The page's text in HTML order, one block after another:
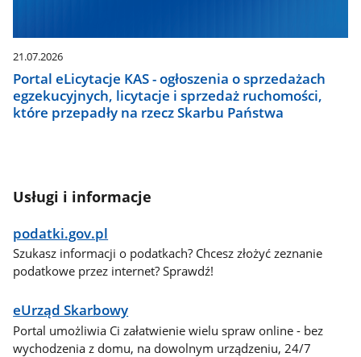
21.07.2026
Portal eLicytacje KAS - ogłoszenia o sprzedażach
egzekucyjnych, licytacje i sprzedaż ruchomości,
które przepadły na rzecz Skarbu Państwa
Usługi i informacje
podatki.gov.pl
Szukasz informacji o podatkach? Chcesz złożyć zeznanie
podatkowe przez internet? Sprawdź!
eUrząd Skarbowy
Portal umożliwia Ci załatwienie wielu spraw online - bez
wychodzenia z domu, na dowolnym urządzeniu, 24/7